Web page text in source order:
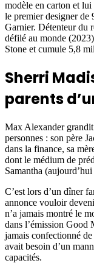
modèle en carton et
le premier designer de
Garnier. Détenteur du
défilé au monde
Stone et cumule 5,8
Sherri
parents
Max Alexander
personnes : son père
dans la finance, sa
dont le médium de
Samantha
C’est lors d’un dîner
annonce vouloir
n’a jamais montré le
dans l’émission Good
jamais confectionné
avait besoin d’un
capacités.